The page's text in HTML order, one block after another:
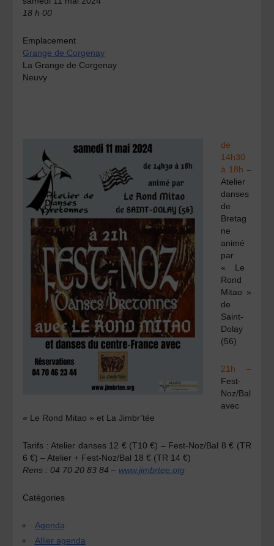
18 h 00
Emplacement
Grange de Corgenay
La Grange de Corgenay
Neuvy
de
14h30
à 18h –
Atelier
danses
de
Bretag
ne
animé
par
« Le
Rond
Mitao »
de
Saint-
Dolay
(56)
21h –
Fest-
Noz/Bal
avec
« Le Rond Mitao » et La Jimbr’tée
Tarifs : Atelier danses 12 € (T10 €) – Fest-Noz/Bal 8 € (TR
6 €) – Atelier + Fest-Noz/Bal 18 € (TR 14 €)
Rens : 04 70 20 83 84 – www.jimbrtee.otg
Catégories
Agenda
Allier agenda